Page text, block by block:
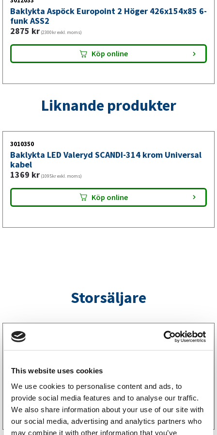
This website uses cookies
We use cookies to personalise content and ads, to
provide social media features and to analyse our traffic.
We also share information about your use of our site with
our social media, advertising and analytics partners who
may combine it with other information that you’ve
pålitlig lösning för lastbilar som kräver robust belysning i
alla väderförhållanden.
Baklampa till lastbil
eller verkstäder med rätt utrustning. Denna baklykta
långvarig prestanda tack vare sitt robusta konstruktion.
uppstår.
Baklykta Aspöck Europoint 2 Höger 426x154x85 6-
funk ASS2
2875 kr (2300kr exkl. moms)
Köp online
Liknande produkter
3010350
Baklykta LED Valeryd SCANDI-314 krom Universal
kabel
1369 kr (1095kr exkl. moms)
Köp online
Storsäljare
3160052
Köp online